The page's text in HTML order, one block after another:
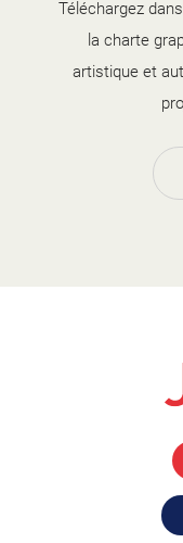
Téléchargez
la charte
artistique et